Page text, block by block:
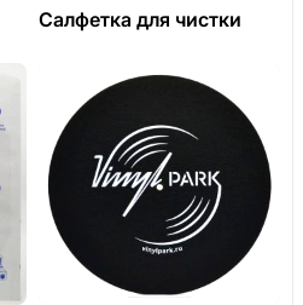
Салфетка для чистки